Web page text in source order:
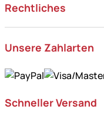
Rechtliches
Unsere Zahlarten
Schneller Versand